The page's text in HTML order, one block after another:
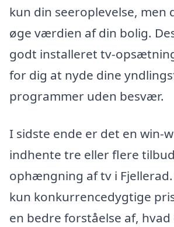
kun din seeroplevelse, men
øge værdien af din bolig.
godt installeret tv-
for dig at nyde dine
programmer uden besvær.
I sidste ende er det en win-
indhente tre eller flere
ophængning af tv i
kun konkurrencedygtige
en bedre forståelse af, hvad